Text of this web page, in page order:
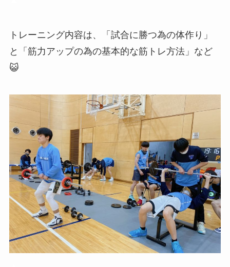
トレーニング内容は、「 試合に勝つ為の体作り」
と「筋力アップの為の基本的な筋トレ方法」など
😺